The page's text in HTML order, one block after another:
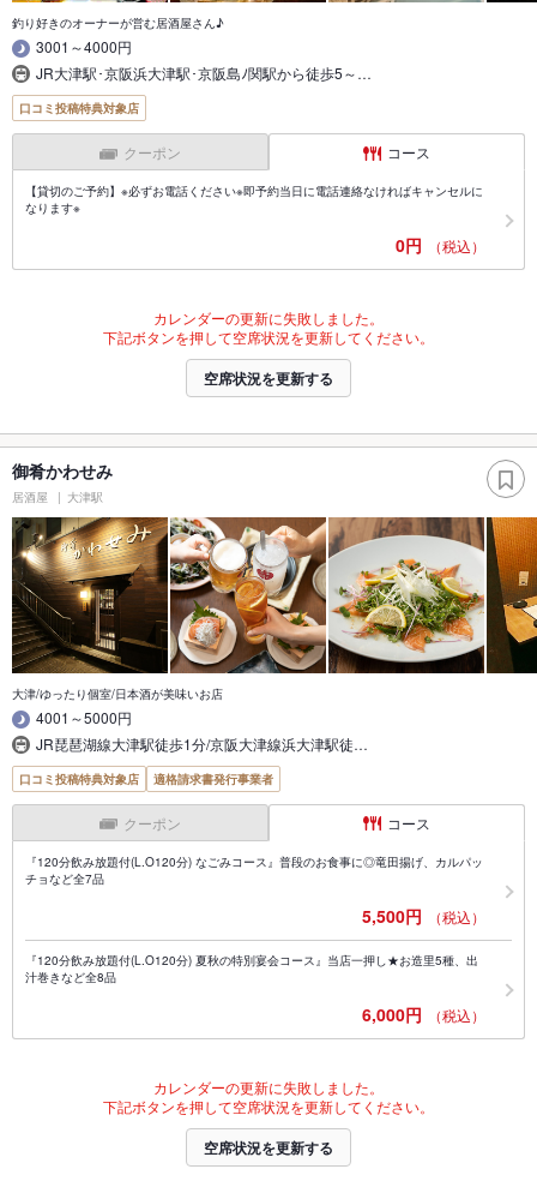
釣り好きのオーナーが営む居酒屋さん♪
3001～4000円
JR大津駅･京阪浜大津駅･京阪島ﾉ関駅から徒歩5～…
口コミ投稿特典対象店
クーポン コース
【貸切のご予約】※必ずお電話ください※即予約当日に電話連絡なければキャンセルに
なります※
0円 （税込）
カレンダーの更新に失敗しました。
下記ボタンを押して空席状況を更新してください。
空席状況を更新する
御肴かわせみ
居酒屋 大津駅
大津/ゆったり個室/日本酒が美味いお店
4001～5000円
JR琵琶湖線大津駅徒歩1分/京阪大津線浜大津駅徒…
口コミ投稿特典対象店 適格請求書発行事業者
クーポン コース
『120分飲み放題付(L.O120分) なごみコース』普段のお食事に◎竜田揚げ、カルパッ
チョなど全7品
5,500円 （税込）
『120分飲み放題付(L.O120分) 夏秋の特別宴会コース』当店一押し★お造里5種、出
汁巻きなど全8品
6,000円 （税込）
カレンダーの更新に失敗しました。
下記ボタンを押して空席状況を更新してください。
空席状況を更新する